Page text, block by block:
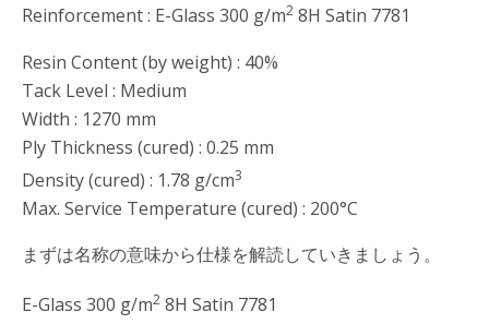
Reinforcement : E-Glass 300 g/m2 8H Satin 7781
Resin Content (by weight) : 40%
Tack Level : Medium
Width : 1270 mm
Ply Thickness (cured) : 0.25 mm
Density (cured) : 1.78 g/cm3
Max. Service Temperature (cured) : 200°C
まずは名称の意味から仕様を解読していきましょう。
E-Glass 300 g/m2 8H Satin 7781